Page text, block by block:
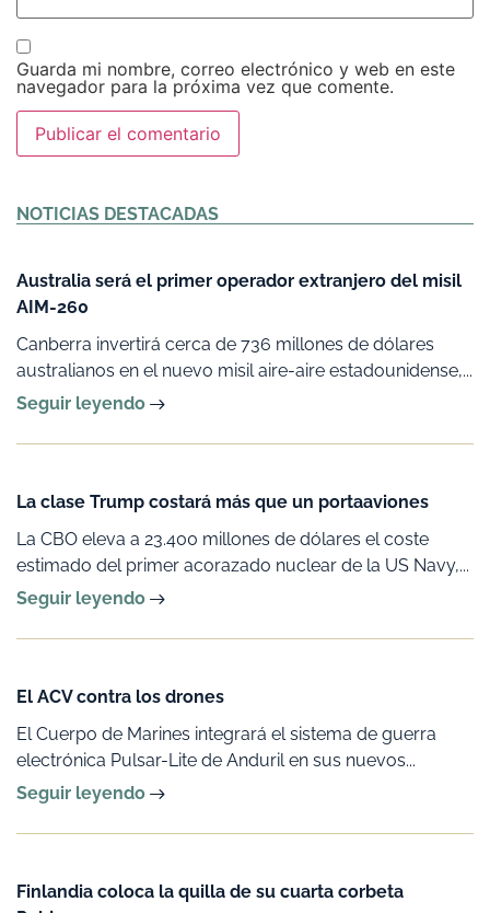
Guarda mi nombre, correo electrónico y web en este
navegador para la próxima vez que comente.
NOTICIAS DESTACADAS
Australia será el primer operador extranjero del misil
AIM-260
Canberra invertirá cerca de 736 millones de dólares
australianos en el nuevo misil aire-aire estadounidense,...
Seguir leyendo
La clase Trump costará más que un portaaviones
La CBO eleva a 23.400 millones de dólares el coste
estimado del primer acorazado nuclear de la US Navy,...
Seguir leyendo
El ACV contra los drones
El Cuerpo de Marines integrará el sistema de guerra
electrónica Pulsar-Lite de Anduril en sus nuevos...
Seguir leyendo
Finlandia coloca la quilla de su cuarta corbeta